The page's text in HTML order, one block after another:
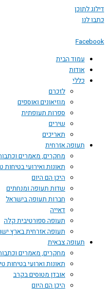
לתוכן
לנו
עמוד הבית
אודות
כללי
לזכרם
מוזיאונים ואוספים
ספרות תעופתית
שירים
תאריכים
תעופה אזרחית
מחקרים, מאמרים וכתבות
תאונות ואירועי בטיחות טיסה
היכן הם היום
שדות תעופה ומנחתים
חברות תעופה בישראל
דאייה
תעופה ספורטיבית קלה
תעופה אזרחית בארץ ישראל
תעופה צבאית
מחקרים, מאמרים וכתבות
תאונות וארועי בטיחות טיסה
אובדן מטוסים בקרב
היכן הם היום